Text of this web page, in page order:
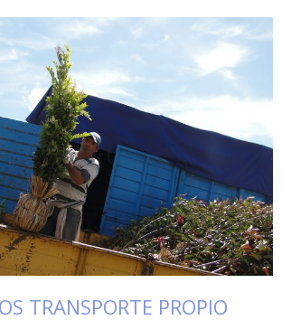
TRANSPORTE PROPIO